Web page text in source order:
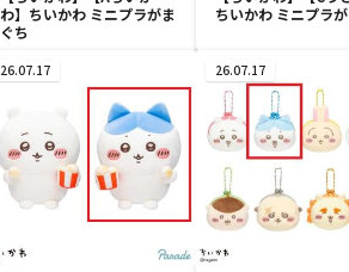
わ】ちいかわ ミニプラがま
ぐち
ちいかわ ミニプラ
26.07.17 26.07.17